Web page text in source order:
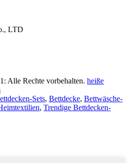
Alle Rechte vorbehalten. heiße
Sets, Bettdecke, Bettwäsche-
, Trendige Bettdecken-